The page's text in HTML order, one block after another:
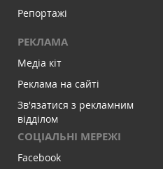
Репортажі
РЕКЛАМА
Медіа кіт
Реклама на сайті
Зв'язатися з рекламним
відділом
СОЦІАЛЬНІ МЕРЕЖІ
Facebook